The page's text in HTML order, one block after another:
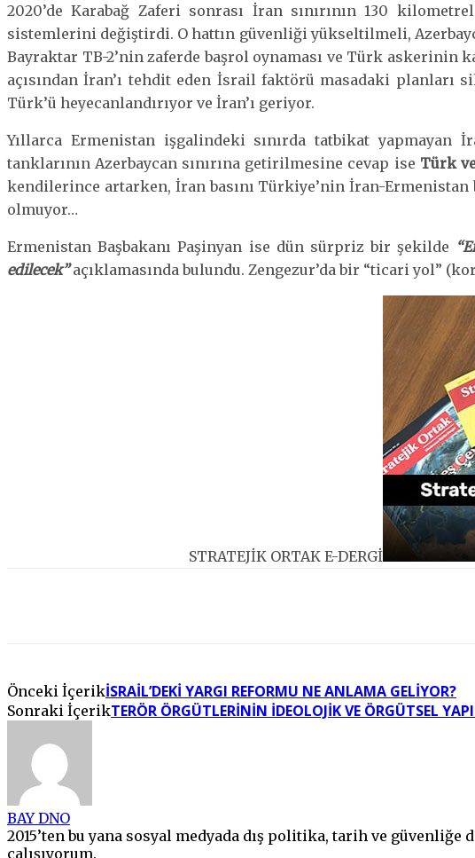
2020’de Karabağ Zaferi sonrası İran sınırının 130
sistemlerini değiştirdi. O hattın güvenliği yükseltilmeli,
Bayraktar TB-2’nin zaferde başrol oynaması ve Türk askerinin
açısından İran’ı tehdit eden İsrail faktörü masadaki planları
Türk’ü heyecanlandırıyor ve İran’ı geriyor.
Yıllarca Ermenistan işgalindeki sınırda tatbikat yapmayan
tanklarının Azerbaycan sınırına getirilmesine cevap ise Türk
kendilerince artarken, İran basını Türkiye’nin İran-Ermenistan
olmuyor…
Ermenistan Başbakanı Paşinyan ise dün sürpriz bir şekilde
edilecek”açıklamasında bulundu. Zengezur’da bir “ticari yol”
STRATEJİK ORTAK E-DERGİ
Önceki İçerikİSRAIL’DEKI YARGI REFORMU NE ANLAMA GELIYOR?
Sonraki İçerikTERÖR ÖRGÜTLERININ İDEOLOJIK VE ÖRGÜTSEL
BAY DNO
2015’ten bu yana sosyal medyada dış politika, tarih ve
çalışıyorum.